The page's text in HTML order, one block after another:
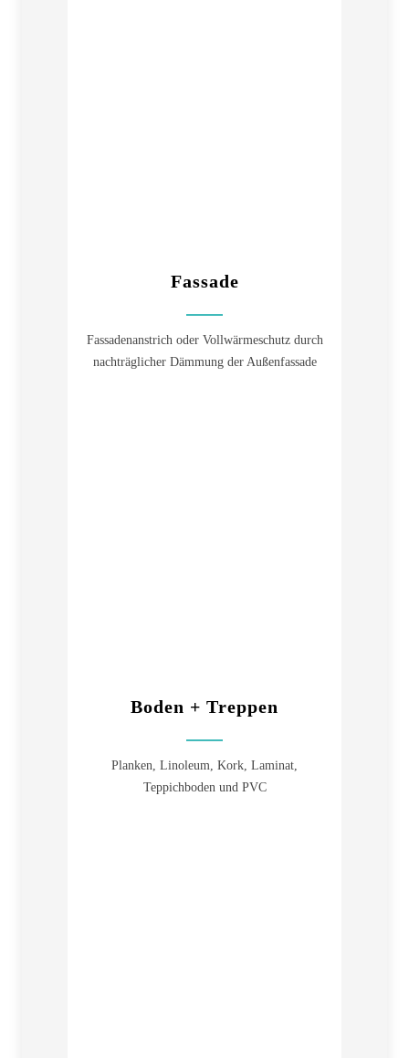
Fassade
Fassadenanstrich oder Vollwärmeschutz durch
nachträglicher Dämmung der Außenfassade
Boden + Treppen
Planken, Linoleum, Kork, Laminat,
Teppichboden und PVC